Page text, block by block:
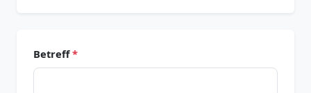
Betreff*